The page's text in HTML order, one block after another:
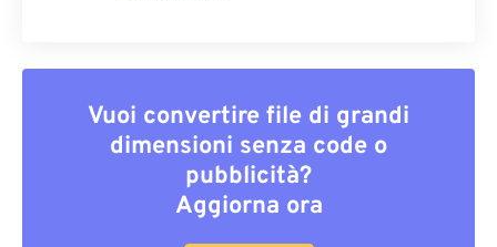
Vuoi convertire file di grandi
dimensioni senza code o
pubblicità?
Aggiorna ora